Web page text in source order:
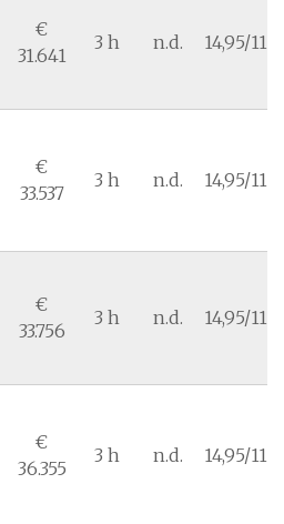
€
31.641
3 h n.d. 14,95/
€
33.537
3 h n.d. 14,95/
€
33.756
3 h n.d. 14,95/
€
36.355
3 h n.d. 14,95/